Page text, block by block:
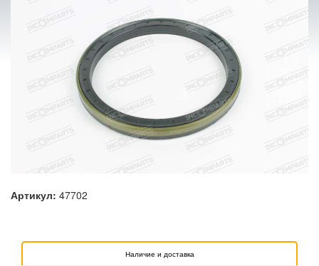
Артикул: 47702
Наличие и доставка